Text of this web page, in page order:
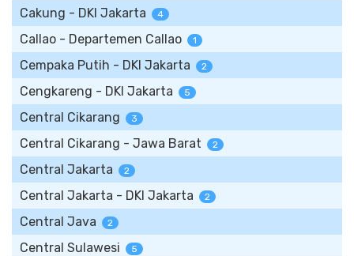
Cakung - DKI Jakarta 4
Callao - Departemen Callao 1
Cempaka Putih - DKI Jakarta 2
Cengkareng - DKI Jakarta 5
Central Cikarang 3
Central Cikarang - Jawa Barat 2
Central Jakarta 2
Central Jakarta - DKI Jakarta 2
Central Java 2
Central Sulawesi 5